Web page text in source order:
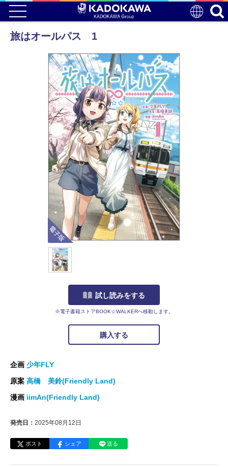
旅はオールパス 1
電子版
試し読みをする
※電子書籍ストアBOOK☆WALKERへ移動します。
購入する
企画 少年FLY
原案 高橋 美鈴(Friendly Land)
漫画 iimAn(Friendly Land)
発売日： 2025年08月12日
ポスト シェア 送る